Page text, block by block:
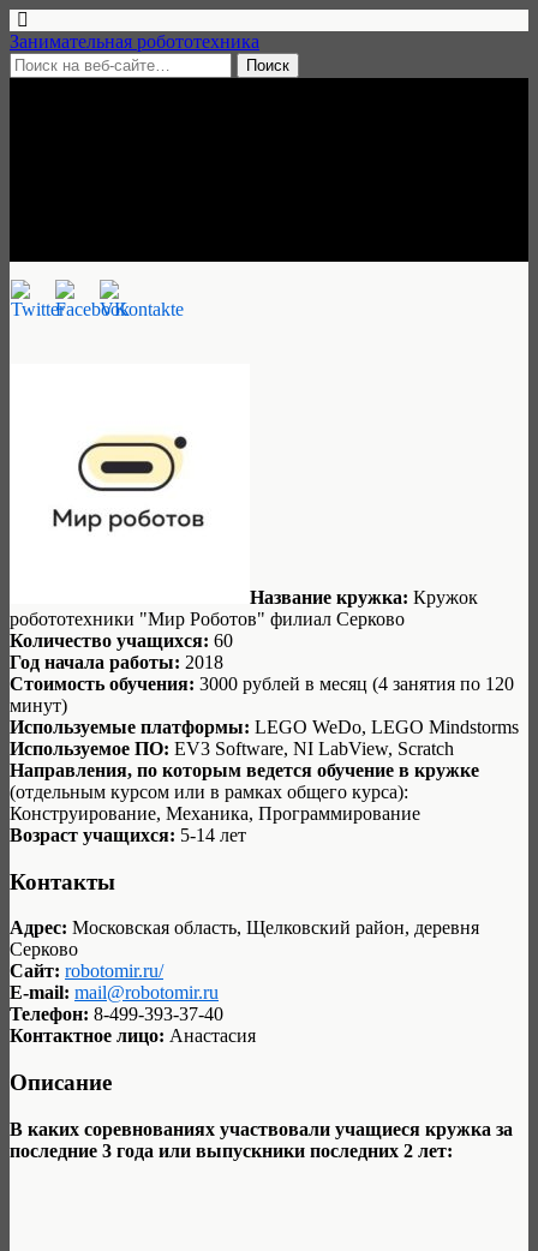
Занимательная робототехника
Название кружка: Кружок
робототехники "Мир Роботов" филиал Серково
Количество учащихся: 60
Год начала работы: 2018
Стоимость обучения: 3000 рублей в месяц (4 занятия по 120
минут)
Используемые платформы: LEGO WeDo, LEGO Mindstorms
Используемое ПО: EV3 Software, NI LabView, Scratch
Направления, по которым ведется обучение в кружке
(отдельным курсом или в рамках общего курса):
Конструирование, Механика, Программирование
Возраст учащихся: 5-14 лет
Контакты
Адрес: Московская область, Щелковский район, деревня
Серково
Сайт: robotomir.ru/
E-mail: mail@robotomir.ru
Телефон: 8-499-393-37-40
Контактное лицо: Анастасия
Описание
В каких соревнованиях участвовали учащиеся кружка за
последние 3 года или выпускники последних 2 лет: